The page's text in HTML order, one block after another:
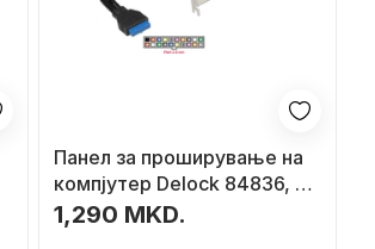
Панел за проширување на
компјутер Delock 84836, 2
USB 3.0 порти
1,290 MKD.